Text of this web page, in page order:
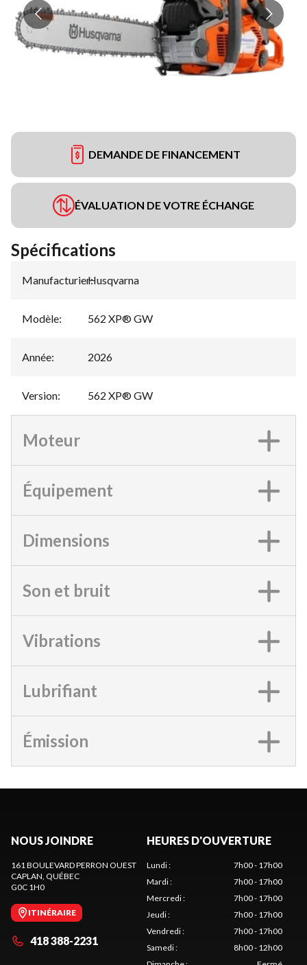
DEMANDE DE FINANCEMENT
ÉVALUATION DE VOTRE ÉCHANGE
Spécifications
Manufacturier:
Husqvarna
Modèle: 562 XP® GW
Année: 2026
Version: 562 XP® GW
Moteur
Équipement
Dimensions
Son et bruit
Vibrations
Lubrifiant
Émission
NOUS JOINDRE
161 BOULEVARD PERRON OUEST
CAPLAN, QUÉBEC
G0C 1H0
ITINÉRAIRE
418 388-2231
HEURES D'OUVERTURE
Lundi:
7h00 - 17h00
Mardi:
7h00 - 17h00
Mercredi:
7h00 - 17h00
Jeudi:
7h00 - 17h00
Vendredi:
7h00 - 17h00
Samedi:
8h00 - 12h00